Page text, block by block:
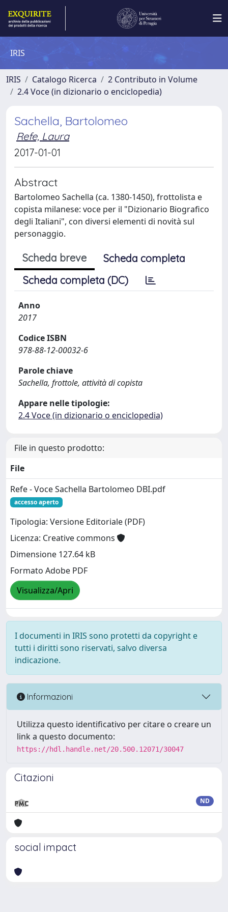
IRIS
IRIS Catalogo Ricerca
2 Contributo in Volume
2.4 Voce (in dizionario o enciclopedia)
Sachella, Bartolomeo
Refe, Laura
2017-01-01
Abstract
Bartolomeo Sachella (ca. 1380-1450), frottolista e
copista milanese: voce per il "Dizionario Biografico
degli Italiani", con diversi elementi di novità sul
personaggio.
Scheda breve
Scheda completa
Scheda completa (DC)
Anno
2017
Codice ISBN
978-88-12-00032-6
Parole chiave
Sachella, frottole, attività di copista
Appare nelle tipologie:
2.4 Voce (in dizionario o enciclopedia)
File in questo prodotto:
File
Refe - Voce Sachella Bartolomeo DBI.pdf
accesso aperto
Tipologia: Versione Editoriale (PDF)
Licenza: Creative commons
Dimensione 127.64 kB
Formato Adobe PDF
Visualizza/Apri
I documenti in IRIS sono protetti da copyright e
tutti i diritti sono riservati, salvo diversa
indicazione.
Informazioni
Utilizza questo identificativo per citare o creare un
link a questo documento:
https://hdl.handle.net/20.500.12071/30047
Citazioni
ND
social impact